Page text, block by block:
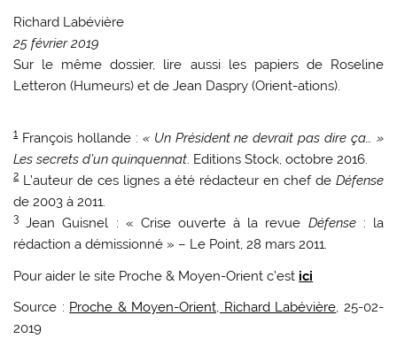
Richard Labévière
25 février 2019
Sur le même dossier, lire aussi les papiers de Roseline
Letteron (Humeurs) et de Jean Daspry (Orient-ations).
1 François hollande : « Un Président ne devrait pas dire ça… »
Les secrets d’un quinquennat. Editions Stock, octobre 2016.
2 L’auteur de ces lignes a été rédacteur en chef de Défense
de 2003 à 2011.
3 Jean Guisnel : « Crise ouverte à la revue Défense: la
rédaction a démissionné » – Le Point, 28 mars 2011.
Pour aider le site Proche & Moyen-Orient c’est ici
Source : Proche & Moyen-Orient, Richard Labévière, 25-02-
2019